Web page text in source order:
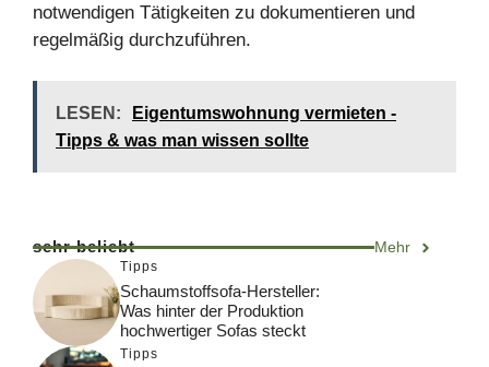
notwendigen Tätigkeiten zu dokumentieren und
regelmäßig durchzuführen.
LESEN:
Eigentumswohnung vermieten -
Tipps & was man wissen sollte
sehr beliebt Mehr
Tipps
Schaumstoffsofa-Hersteller:
Was hinter der Produktion
hochwertiger Sofas steckt
Tipps